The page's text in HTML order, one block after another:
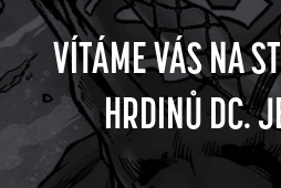
VÍTÁME VÁS NA
HRDINŮ DC.